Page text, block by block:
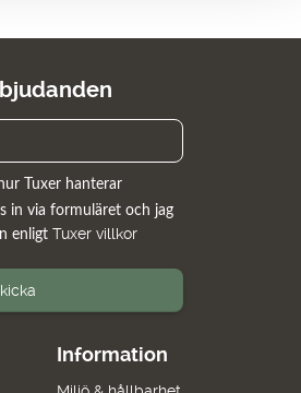
Information
Tuxer hanterar
in via formuläret och jag
enligt Tuxer villkor